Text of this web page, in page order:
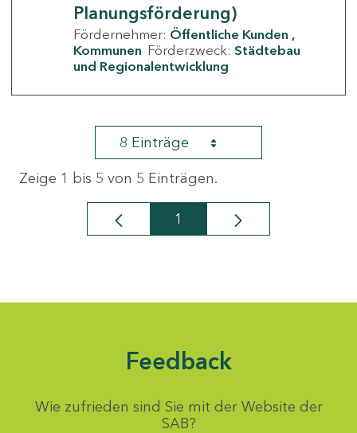
Planungsförderung)
Fördernehmer: Öffentliche Kunden
Kommunen Förderzweck: Städtebau
und Regionalentwicklung
8 Einträge
Zeige 1 bis 5 von 5 Einträgen.
Seite
1
Feedback
Wie zufrieden sind Sie mit der Website der
SAB?